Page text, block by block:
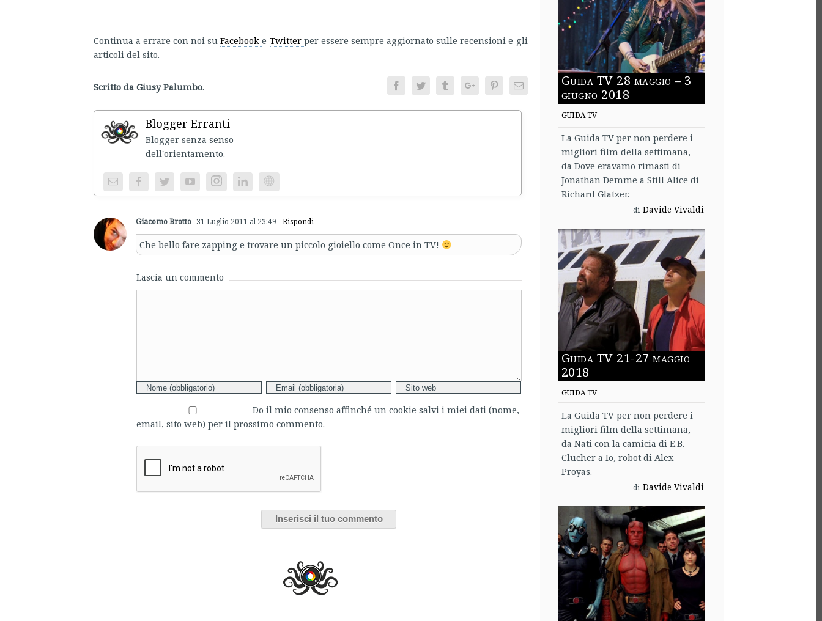
Continua a errare con noi suFacebooke Twitter per essere sempre aggiornato sulle recensioni e gli
articoli del sito.
Scritto da Giusy Palumbo. FacebookTwitter TumblrGoogle+PinterestEmail
Blogger Erranti
Blogger senza senso
dell'orientamento.
Instagram Website
Giacomo Brotto 31 Luglio 2011 al 23:49 - Rispondi
Che bello fare zapping e trovare un piccolo gioiello come Once in TV!
Lascia un commento
Do il mio consenso affinché un cookie salvi i miei dati (nome,
email, sito web) per il prossimo commento.
Guida TV 28 maggio – 3
giugno 2018
GUIDA TV
La Guida TV per non perdere i
migliori film della settimana,
da Dove eravamo rimasti di
Jonathan Demme a Still Alice di
Richard Glatzer.
di Davide Vivaldi
Guida TV 21-27 maggio
2018
GUIDA TV
La Guida TV per non perdere i
migliori film della settimana,
da Nati con la camicia di E.B.
Clucher a Io, robot di Alex
Proyas.
di Davide Vivaldi